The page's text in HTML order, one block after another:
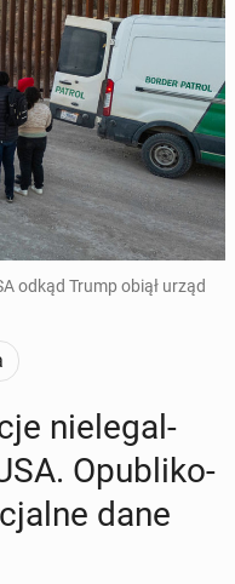
odkąd Trump obiął urząd
nie­le­gal­
Opu­bli­ko­
dane